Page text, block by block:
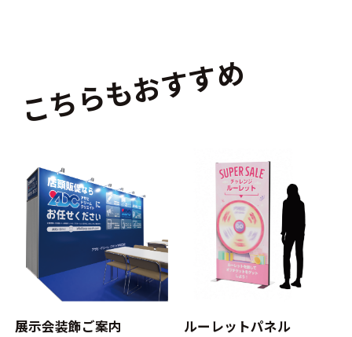
こちらもおすすめ
展示会装飾ご案内 ルーレットパネル